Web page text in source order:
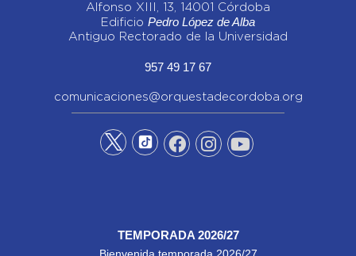
Alfonso XIII, 13, 14001 Córdoba
Edificio Pedro López de Alba
Antiguo Rectorado de la Universidad
957 49 17 67
comunicaciones@orquestadecordoba.org
TEMPORADA 2026/27